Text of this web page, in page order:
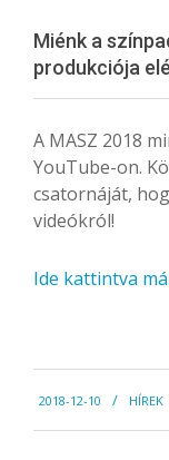
Miénk a
produkciója
A MASZ 2018
YouTube-on.
csatornáját,
videókról!
Ide kattintva
12-
10
2018-12-10 HÍREK